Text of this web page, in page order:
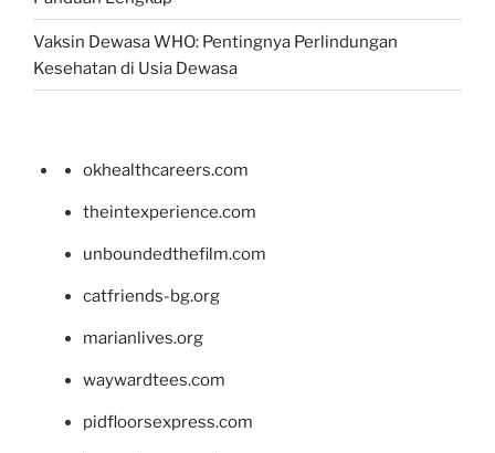
Vaksin Dewasa WHO: Pentingnya Perlindungan
Kesehatan di Usia Dewasa
okhealthcareers.com
theintexperience.com
unboundedthefilm.com
catfriends-bg.org
marianlives.org
waywardtees.com
pidfloorsexpress.com